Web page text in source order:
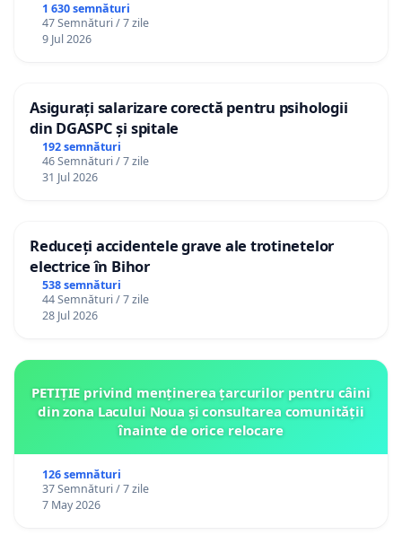
1 630 semnături
47 Semnături / 7 zile
9 Jul 2026
Asigurați salarizare corectă pentru psihologii
din DGASPC și spitale
192 semnături
46 Semnături / 7 zile
31 Jul 2026
Reduceți accidentele grave ale trotinetelor
electrice în Bihor
538 semnături
44 Semnături / 7 zile
28 Jul 2026
PETIȚIE privind menținerea țarcurilor pentru câini
din zona Lacului Noua și consultarea comunității
înainte de orice relocare
126 semnături
37 Semnături / 7 zile
7 May 2026